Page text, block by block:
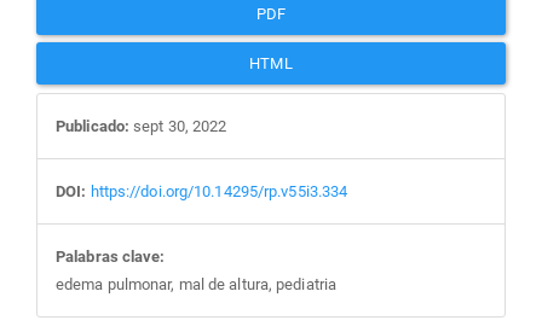
PDF
HTML
Publicado: sept 30, 2022
DOI: https://doi.org/10.14295/rp.v55i3.334
Palabras clave:
edema pulmonar, mal de altura, pediatria